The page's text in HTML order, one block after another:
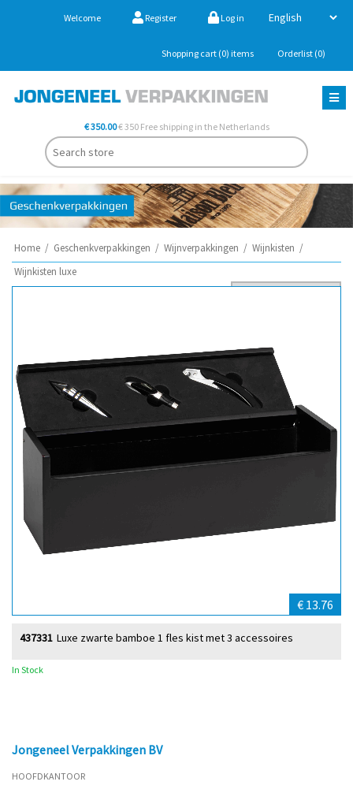
Welcome Register Log in
Shopping cart (0) items Orderlist (0)
€ 350.00€ 350 Free shipping in the Netherlands
Home / Geschenkverpakkingen / Wijnverpakkingen / Wijnkisten /
Wijnkisten luxe
€ 13.76
Luxe zwarte bamboe 1 fles kist met 3 accessoires
437331
In Stock
Jongeneel Verpakkingen BV
HOOFDKANTOOR